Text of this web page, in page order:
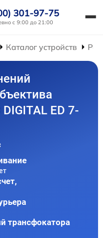
301-97-75
с 9:00 до 21:00
Каталог устройств
ED 7-
трансфокатора